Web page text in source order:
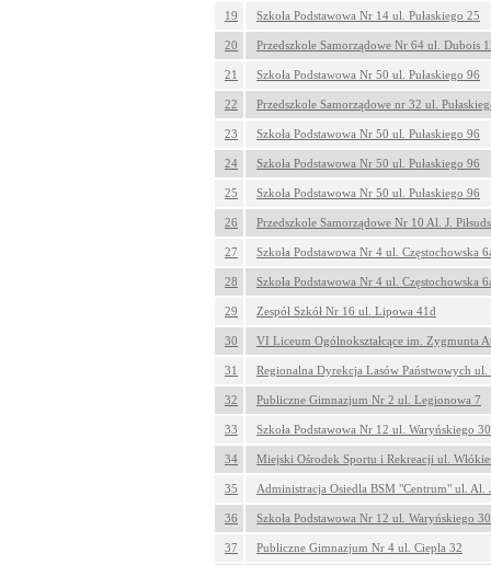
19 Szkoła Podstawowa Nr 14 ul. Pułaskiego 25
20 Przedszkole Samorządowe Nr 64 ul. Dubois
21 Szkoła Podstawowa Nr 50 ul. Pułaskiego 96
22 Przedszkole Samorządowe nr 32 ul.
23 Szkoła Podstawowa Nr 50 ul. Pułaskiego 96
24 Szkoła Podstawowa Nr 50 ul. Pułaskiego 96
25 Szkoła Podstawowa Nr 50 ul. Pułaskiego 96
26 Przedszkole Samorządowe Nr 10 Al. J.
27 Szkoła Podstawowa Nr 4 ul. Częstochowska
28 Szkoła Podstawowa Nr 4 ul. Częstochowska
29 Zespół Szkół Nr 16 ul. Lipowa 41d
30 VI Liceum Ogólnokształcące im. Zygmunta
31 Regionalna Dyrekcja Lasów Państwowych
32 Publiczne Gimnazjum Nr 2 ul. Legionowa 7
33 Szkoła Podstawowa Nr 12 ul. Waryńskiego 30
34 Miejski Ośrodek Sportu i Rekreacji ul.
35 Administracja Osiedla BSM "Centrum" ul. Al.
36 Szkoła Podstawowa Nr 12 ul. Waryńskiego 30
37 Publiczne Gimnazjum Nr 4 ul. Ciepla 32